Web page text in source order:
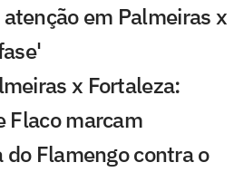
em Palmeiras x
x Fortaleza:
Flaco marcam
Flamengo contra o